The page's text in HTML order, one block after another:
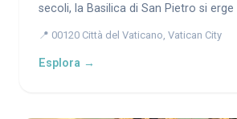
secoli, la Basilica di San Pietro si
rinascimentale e barocco coronato
di Michelangelo, che custodisce la
📍 00120 Città del Vaticano, Vatican City
Esplora →